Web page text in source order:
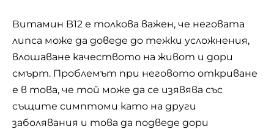
Витамин B12 е толкова важен, че неговата
липса може да доведе до тежки усложнения,
влошаване качеството на живот и дори
смърт. Проблемът при неговото откриване
е в това, че той може да се изявява със
същите симптоми като на други
заболявания и това да подведе дори